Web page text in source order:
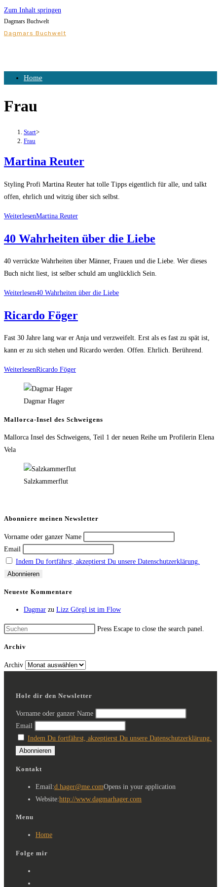
Zum Inhalt springen
Dagmars Buchwelt
Dagmars Buchwelt
Home
Frau
Start>
Frau
Martina Reuter
Styling Profi Martina Reuter hat tolle Tipps eigentlich für alle, und talkt
offen, ehrlich und witzig über sich selbst.
WeiterlesenMartina Reuter
40 Wahrheiten über die Liebe
40 verrückte Wahrheiten über Männer, Frauen und die Liebe. Wer dieses
Buch nicht liest, ist selber schuld am unglücklich Sein.
Weiterlesen40 Wahrheiten über die Liebe
Ricardo Föger
Fast 30 Jahre lang war er Anja und verzweifelt. Erst als es fast zu spät ist,
kann er zu sich stehen und Ricardo werden. Offen. Ehrlich. Berührend.
WeiterlesenRicardo Föger
Dagmar Hager
Mallorca-Insel des Schweigens
Mallorca Insel des Schweigens, Teil 1 der neuen Reihe um Profilerin Elena
Vela
Salzkammerflut
Abonniere meinen Newsletter
Vorname oder ganzer Name
Email
Indem Du fortfährst, akzeptierst Du unsere Datenschutzerklärung.
Neueste Kommentare
Dagmar zu Lizz Görgl ist im Flow
Press Escape to close the search panel.
Archiv
Archiv
Hole dir den Newsletter
Vorname oder ganzer Name
Email
Indem Du fortfährst, akzeptierst Du unsere Datenschutzerklärung.
Kontakt
Email:d.hager@me.comOpens in your application
Website:http://www.dagmarhager.com
Menu
Home
Folge mir